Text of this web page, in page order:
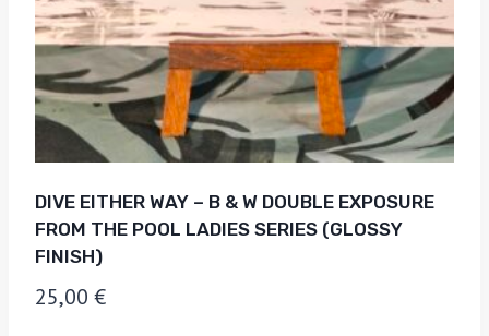
DIVE EITHER WAY – B & W DOUBLE EXPOSURE
FROM THE POOL LADIES SERIES (GLOSSY
FINISH)
25,00 €